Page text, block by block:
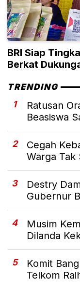
BRI Siap
Berkat
TRENDING
1
Ratusan
Beasiswa
2
Cegah
Warga Tak
3
Destry
Gubernur
4
Musim
Dilanda
5
Komit
Telkom